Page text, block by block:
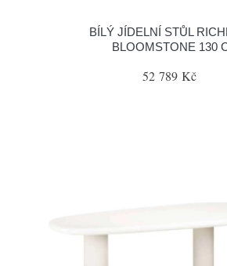
BÍLÝ JÍDELNÍ STŮL
BLOOMSTONE 130
52 789 Kč